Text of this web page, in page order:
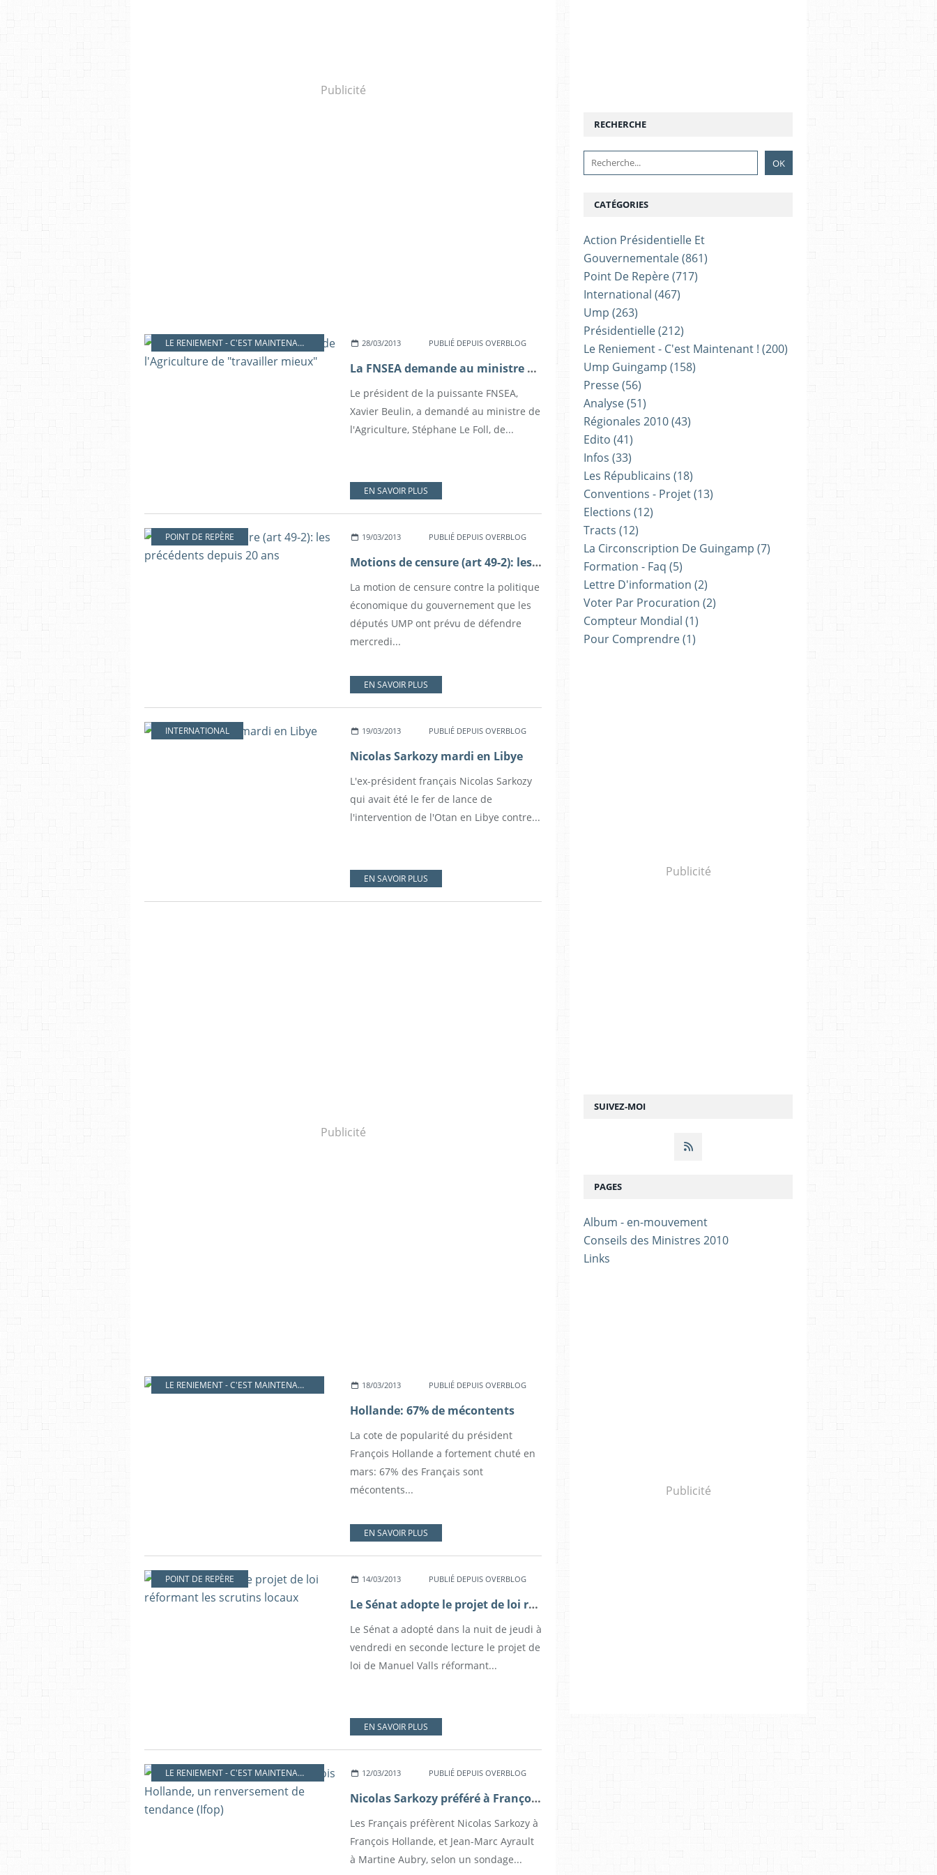
Publicité
LE RENIEMENT - C'EST MAINTENANT ! 28/03/2013 PUBLIÉ DEPUIS OVERBLOG
La FNSEA demande au ministre de l'Agriculture de "travailler mieux"
Le président de la puissante FNSEA,
Xavier Beulin, a demandé au ministre de
l'Agriculture, Stéphane Le Foll, de...
EN SAVOIR PLUS
POINT DE REPÈRE 19/03/2013 PUBLIÉ DEPUIS OVERBLOG
Motions de censure (art 49-2): les précédents depuis 20 ans
La motion de censure contre la politique
économique du gouvernement que les
députés UMP ont prévu de défendre
mercredi...
EN SAVOIR PLUS
INTERNATIONAL 19/03/2013 PUBLIÉ DEPUIS OVERBLOG
Nicolas Sarkozy mardi en Libye
L'ex-président français Nicolas Sarkozy
qui avait été le fer de lance de
l'intervention de l'Otan en Libye contre...
EN SAVOIR PLUS
Publicité
LE RENIEMENT - C'EST MAINTENANT ! 18/03/2013 PUBLIÉ DEPUIS OVERBLOG
Hollande: 67% de mécontents
La cote de popularité du président
François Hollande a fortement chuté en
mars: 67% des Français sont
mécontents...
EN SAVOIR PLUS
POINT DE REPÈRE 14/03/2013 PUBLIÉ DEPUIS OVERBLOG
Le Sénat adopte le projet de loi réformant les scrutins locaux
Le Sénat a adopté dans la nuit de jeudi à
vendredi en seconde lecture le projet de
loi de Manuel Valls réformant...
EN SAVOIR PLUS
LE RENIEMENT - C'EST MAINTENANT ! 12/03/2013 PUBLIÉ DEPUIS OVERBLOG
Nicolas Sarkozy préféré à François Hollande, un renversement de tendance (Ifop)
Les Français préfèrent Nicolas Sarkozy à
François Hollande, et Jean-Marc Ayrault
à Martine Aubry, selon un sondage...
SUIVEZ-MOI
RECHERCHE
Publicité
PAGES
Album - en-mouvement
Conseils des Ministres 2010
Links
CATÉGORIES
Action Présidentielle Et
Gouvernementale(861)
Point De Repère(717)
International (467)
Ump (263)
Présidentielle(212)
Le Reniement - C'est Maintenant ! (200)
Ump Guingamp (158)
Presse(56)
Analyse(51)
Régionales 2010(43)
Edito (41)
Infos (33)
Les Républicains (18)
Conventions - Projet(13)
Elections (12)
Tracts (12)
La Circonscription De Guingamp (7)
Formation - Faq (5)
Lettre D'information (2)
Voter Par Procuration (2)
Compteur Mondial (1)
Pour Comprendre(1)
Publicité